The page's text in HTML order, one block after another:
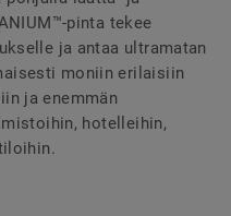
pinta tekee
ja antaa ultramatan
moniin erilaisiin
ja enemmän
hotelleihin,